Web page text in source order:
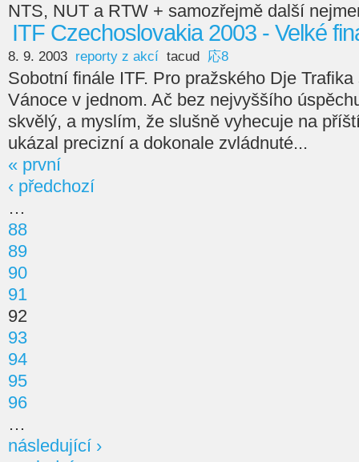
NTS, NUT a RTW + samozřejmě další
ITF Czechoslovakia 2003 - Velké
8. 9. 2003 reporty z akcí tacud 応8
Sobotní finále ITF. Pro pražského Dje
Vánoce v jednom. Ač bez nejvyššího
skvělý, a myslím, že slušně vyhecuje na
ukázal precizní a dokonale zvládnuté...
« první
‹ předchozí
…
88
89
90
91
92
93
94
95
96
…
následující ›